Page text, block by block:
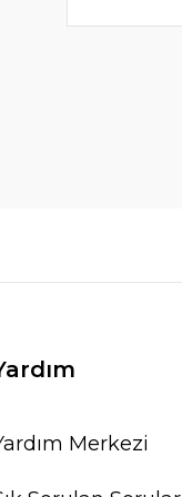
Merkezi